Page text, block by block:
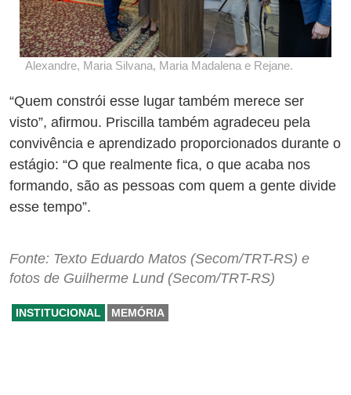
Alexandre, Maria Silvana, Maria Madalena e Rejane.
“Quem constrói esse lugar também merece ser
visto”, afirmou. Priscilla também agradeceu pela
convivência e aprendizado proporcionados durante o
estágio: “O que realmente fica, o que acaba nos
formando, são as pessoas com quem a gente divide
esse tempo”.
Fonte: Texto Eduardo Matos (Secom/TRT-RS) e
fotos de Guilherme Lund (Secom/TRT-RS)
INSTITUCIONAL MEMÓRIA